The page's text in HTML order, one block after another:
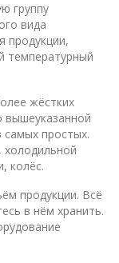
группу
вида
продукции,
температурный
жёстких
вышеуказанной
самых простых.
холодильной
колёс.
продукции. Всё
в нём хранить.